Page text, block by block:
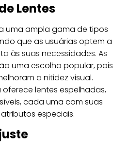
Lentes
uma ampla gama de tipos
que as usuárias optem a
às suas necessidades. As
uma escolha popular, pois
a nitidez visual.
oferece lentes espelhadas,
cada uma com suas
especiais.